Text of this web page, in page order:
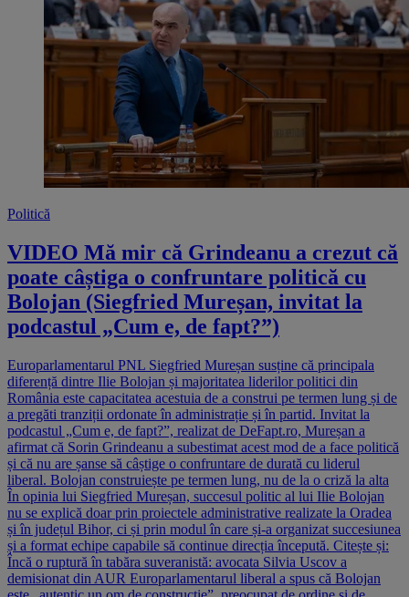
Politică
VIDEO Mă mir că Grindeanu a crezut că
poate câștiga o confruntare politică cu
Bolojan (Siegfried Mureșan, invitat la
podcastul „Cum e, de fapt?”)
Europarlamentarul PNL Siegfried Mureșan susține că principala
diferență dintre Ilie Bolojan și majoritatea liderilor politici din
România este capacitatea acestuia de a construi pe termen lung și de
a pregăti tranziții ordonate în administrație și în partid. Invitat la
podcastul „Cum e, de fapt?”, realizat de DeFapt.ro, Mureșan a
afirmat că Sorin Grindeanu a subestimat acest mod de a face politică
și că nu are șanse să câștige o confruntare de durată cu liderul
liberal. Bolojan construiește pe termen lung, nu de la o criză la alta
În opinia lui Siegfried Mureșan, succesul politic al lui Ilie Bolojan
nu se explică doar prin proiectele administrative realizate la Oradea
și în județul Bihor, ci și prin modul în care și-a organizat succesiunea
și a format echipe capabile să continue direcția începută. Citește și:
Încă o ruptură în tabăra suveranistă: avocata Silvia Uscov a
demisionat din AUR Europarlamentarul liberal a spus că Bolojan